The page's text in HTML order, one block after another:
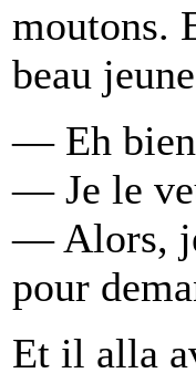
moutons.
beau
— Eh bien
— Je le
— Alors,
pour
Et il alla